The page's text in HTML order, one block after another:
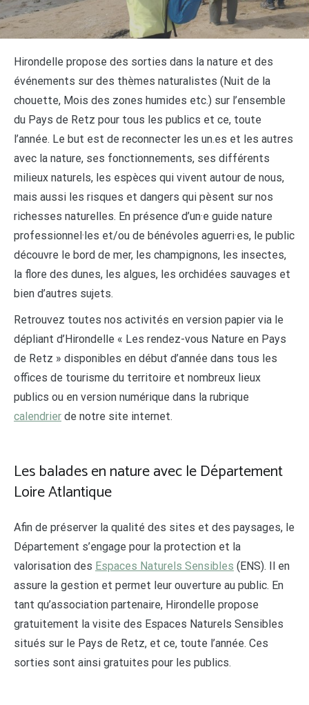
Hirondelle propose des sorties dans la nature et des
événements sur des thèmes naturalistes (Nuit de la
chouette, Mois des zones humides etc.) sur l’ensemble
du Pays de Retz pour tous les publics et ce, toute
l’année. Le but est de reconnecter les un.es et les autres
avec la nature, ses fonctionnements, ses différents
milieux naturels, les espèces qui vivent autour de nous,
mais aussi les risques et dangers qui pèsent sur nos
richesses naturelles. En présence d’un·e guide nature
professionnel·les et/ou de bénévoles aguerri·es, le public
découvre le bord de mer, les champignons, les insectes,
la flore des dunes, les algues, les orchidées sauvages et
bien d’autres sujets.
Retrouvez toutes nos activités en version papier via le
dépliant d’Hirondelle « Les rendez-vous Nature en Pays
de Retz » disponibles en début d’année dans tous les
offices de tourisme du territoire et nombreux lieux
publics ou en version numérique dans la rubrique
calendrier de notre site internet.
Les balades en nature avec le Département
Loire Atlantique
Afin de préserver la qualité des sites et des paysages, le
Département s’engage pour la protection et la
valorisation des Espaces Naturels Sensibles (ENS). Il en
assure la gestion et permet leur ouverture au public. En
tant qu’association partenaire, Hirondelle propose
gratuitement la visite des Espaces Naturels Sensibles
situés sur le Pays de Retz, et ce, toute l’année. Ces
sorties sont ainsi gratuites pour les publics.